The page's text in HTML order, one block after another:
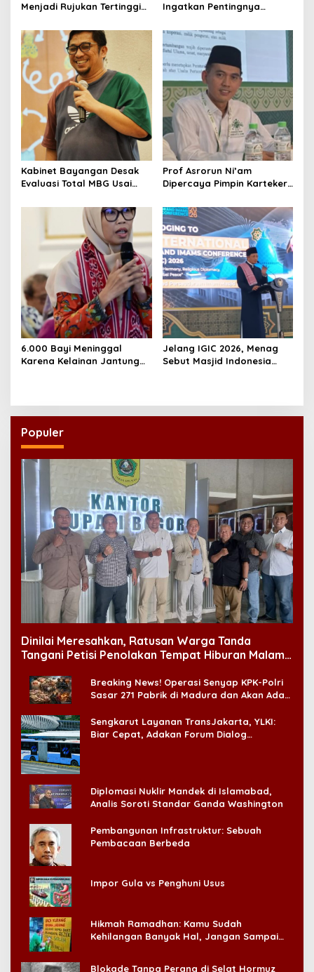
n
Menjadi Rujukan Tertinggi
Ingatkan Pentingnya
yang Layak
Kabinet Bayangan Desak
Evaluasi Total MBG Usai
Massal
Prof Asrorun Ni’am
Dipercaya Pimpin Karteker
Regenerasi Kepemimpinan
NU
6.000 Bayi Meninggal
Karena Kelainan Jantung
Jelang IGIC 2026, Menag
Sebut Masjid Indonesia
Populer
Dinilai Meresahkan, Ratusan Warga Tanda
Tangani Petisi Penolakan Tempat Hiburan Malam
Breaking News! Operasi Senyap KPK-Polri
Sasar 271 Pabrik di Madura dan Akan Ada
Sengkarut Layanan TransJakarta, YLKI:
Biar Cepat, Adakan Forum Dialog
Diplomasi Nuklir Mandek di Islamabad,
Analis Soroti Standar Ganda Washington
Pembangunan Infrastruktur: Sebuah
Pembacaan Berbeda
Impor Gula vs Penghuni Usus
Hikmah Ramadhan: Kamu Sudah
Kehilangan Banyak Hal, Jangan Sampai
Blokade Tanpa Perang di Selat Hormuz